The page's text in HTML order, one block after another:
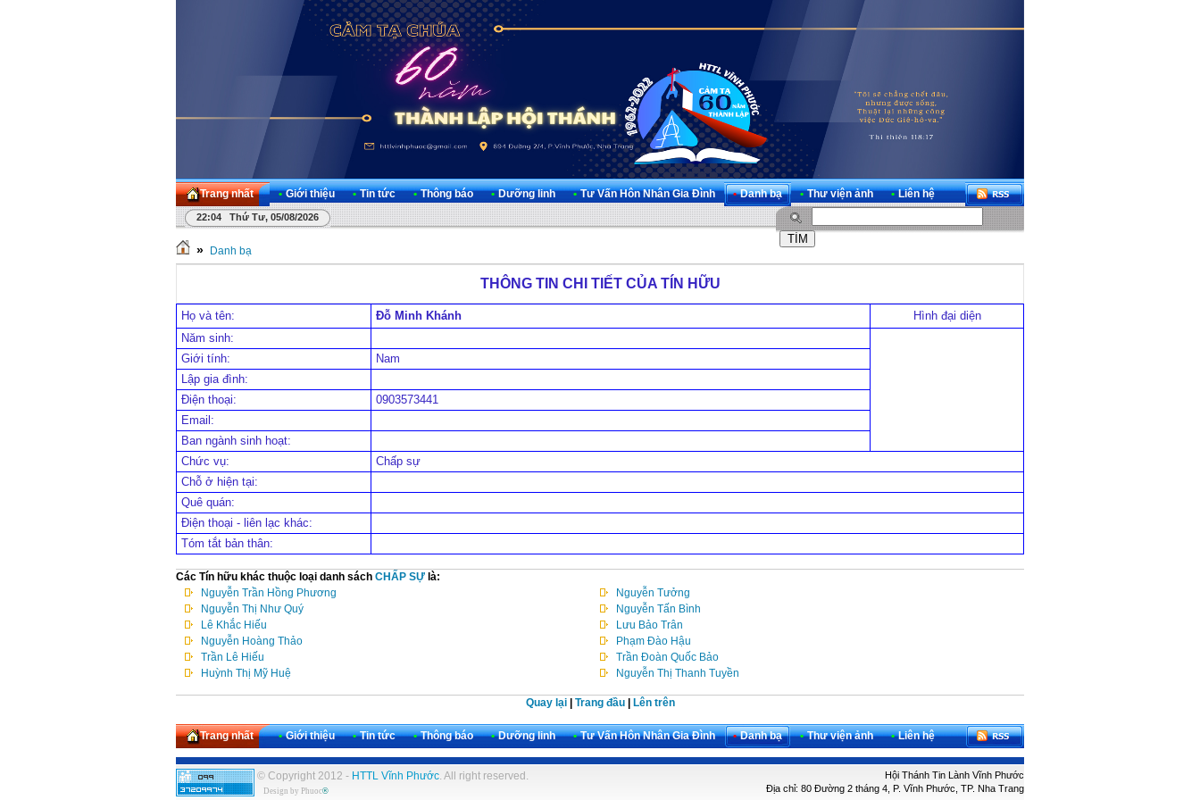
Trang nhất • Giới thiệu • Tin tức • Thông báo • Dưỡng linh • Tư Vấn Hôn Nhân Gia Đình • Danh bạ • Thư viện ảnh • Liên hệ
22:04 Thứ Tư, 05/08/2026
» Danh bạ
THÔNG TIN CHI TIẾT CỦA TÍN HỮU
Họ và tên: Đỗ Minh Khánh
Hình đại diện
Năm sinh:
Giới tính:
Nam
Lập gia đình:
Điện thoại:
0903573441
Email:
Ban ngành sinh hoạt:
Chức vụ:
Chấp sự
Chỗ ở hiện tại:
Quê quán:
Điện thoại - liên lạc khác:
Tóm tắt bản thân:
Các Tín hữu khác thuộc loại danh sách CHẤP SỰ là:
Nguyễn Trần Hồng Phương
Nguyễn Thị Như Quý
Lê Khắc Hiếu
Nguyễn Hoàng Thảo
Trần Lê Hiếu
Huỳnh Thị Mỹ Huệ
Nguyễn Tưởng
Nguyễn Tấn Bình
Lưu Bảo Trân
Phạm Đào Hậu
Trần Đoàn Quốc Bảo
Nguyễn Thị Thanh Tuyền
Quay lại| Trang đầu| Lên trên
Trang nhất • Giới thiệu • Tin tức • Thông báo • Dưỡng linh • Tư Vấn Hôn Nhân Gia Đình • Danh bạ • Thư viện ảnh • Liên hệ
© Copyright 2012 - HTTL Vĩnh Phước. All right reserved.
Design by Phuoc®
Hội Thánh Tin Lành Vĩnh Phước
Địa chỉ: 80 Đường 2 tháng 4, P. Vĩnh Phước, TP. Nha Trang